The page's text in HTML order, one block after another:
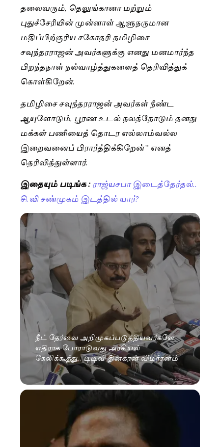
தலைவரும், தெலுங்கானா மற்றும்
புதுச்சேரியின் முன்னாள் ஆளுநருமான
மதிப்பிற்குரிய சகோதரி தமிழிசை
சவுந்தரராஜன் அவர்களுக்கு எனது மனமார்ந்த
பிறந்தநாள் நல்வாழ்த்துகளைத் தெரிவித்துக்
கொள்கிறேன்.
தமிழிசை சவுந்தரராஜன் அவர்கள் நீண்ட
ஆயுளோடும், பூரண உடல் நலத்தோடும் தனது
மக்கள் பணியைத் தொடர எல்லாம்வல்ல
இறைவனைப் பிரார்த்திக்கிறேன்” எனத்
தெரிவித்துள்ளார்.
இதையும் படிங்க :ராஜ்யசபா இடைத்தேர்தல்..
சி.வி சண்முகம் இடத்தில் யார்?
நீட் தேர்வை அறிமுகப்படுத்தியவர்களே
எதிராக போராடுவது அரசியல்
கேலிக்கூத்து.. டிடிவி தினகரன் விமர்சனம்